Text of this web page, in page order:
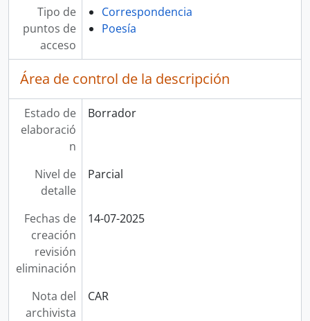
Tipo de
puntos de
acceso
Correspondencia
Poesía
Área de control de la descripción
Estado de
elaboració
n
Borrador
Nivel de
detalle
Parcial
Fechas de
creación
revisión
eliminación
14-07-2025
Nota del
archivista
CAR